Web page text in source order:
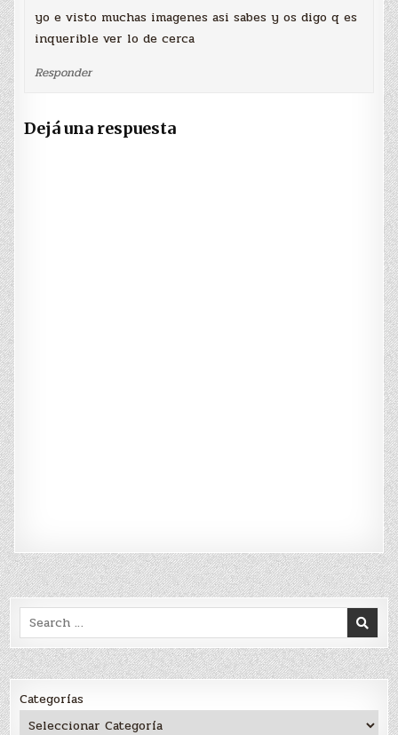
yo e visto muchas imagenes asi sabes y os digo q es
inquerible ver lo de cerca
Responder
Dejá una respuesta
Search
for:
Categorías